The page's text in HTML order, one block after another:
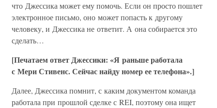
что Джессика может ему помочь. Если он просто пошлет
электронное письмо, оно может попасть к другому
человеку, и Джессика не ответит. А она собирается это
сделать…
[Печатаем ответ Джессики: «Я раньше работала
с Мери Стивенс. Сейчас найду номер ее телефона».]
Далее, Джессика помнит, с каким документом команда
работала при прошлой сделке с REI, поэтому она ищет